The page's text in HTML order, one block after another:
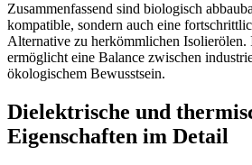
Zusammenfassend sind biologisch
kompatible, sondern auch eine
Alternative zu herkömmlichen
ermöglicht eine Balance zwischen
ökologischem Bewusstsein.
Dielektrische und
Eigenschaften im Detail